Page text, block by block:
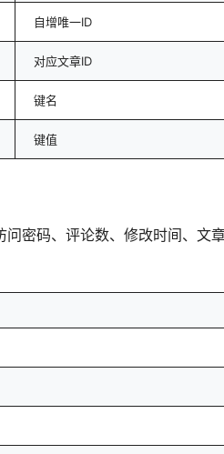
自增唯一ID
对应文章ID
键名
键值
密码、评论数、修改时间、文